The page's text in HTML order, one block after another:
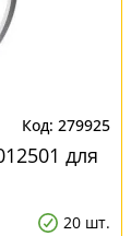
279925
для
20 шт.